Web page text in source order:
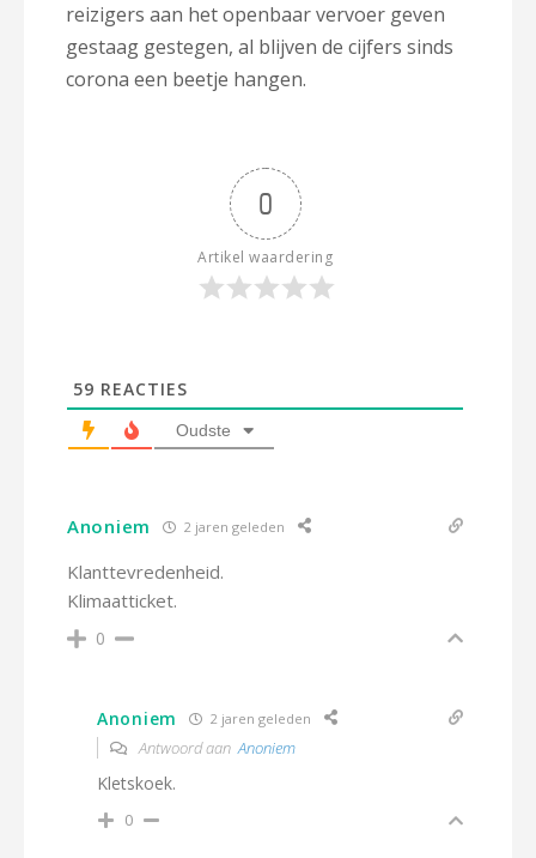
reizigers aan het openbaar vervoer geven
gestaag gestegen, al blijven de cijfers sinds
corona een beetje hangen.
0
Artikel waardering
59 REACTIES
Oudste
Anoniem 2 jaren geleden
Klanttevredenheid.
Klimaatticket.
0
Anoniem 2 jaren geleden
Antwoord aanAnoniem
Kletskoek.
0